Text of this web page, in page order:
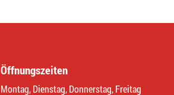
Öffnungszeiten
Montag, Dienstag, Donnerstag, Freitag